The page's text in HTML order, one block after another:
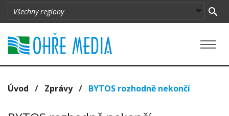
Úvod / Zprávy/ BYTOS rozhodně nekončí